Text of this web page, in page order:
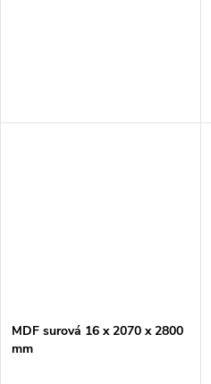
MDF surová 16 x 2070 x 2800
mm